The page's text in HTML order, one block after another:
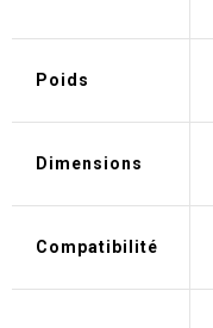
Poids
Dimensions
Compatibilité